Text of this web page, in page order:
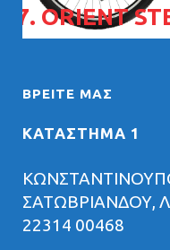
07. ORIENT
ΒΡΕΊΤΕ ΜΑΣ
ΚΑΤΑΣΤΗΜΑ 1
ΣΑΤΩΒΡΙΑΝΔΟΥ,
22314 00468